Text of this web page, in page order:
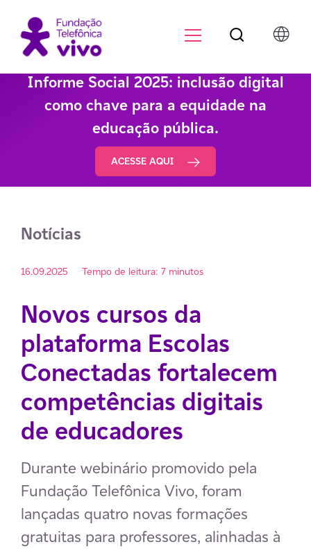
Informe Social 2025: inclusão digital
como chave para a equidade na
educação pública.
ACESSE AQUI
Notícias
16.09.2025 Tempo de leitura: 7 minutos
Novos cursos da
plataforma Escolas
Conectadas fortalecem
competências digitais
de educadores
Durante webinário promovido pela
Fundação Telefônica Vivo, foram
lançadas quatro novas formações
gratuitas para professores, alinhadas à
Botão de